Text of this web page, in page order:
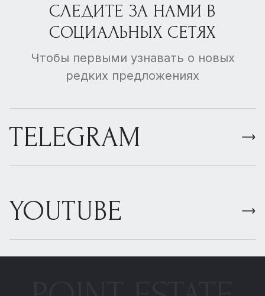
СЛЕДИТЕ ЗА НАМИ В
СОЦИАЛЬНЫХ СЕТЯХ
Чтобы первыми узнавать о новых
редких предложениях
TELEGRAM
YOUTUBE